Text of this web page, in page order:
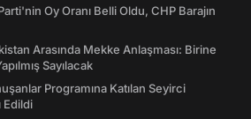
Oy Oranı Belli Oldu, CHP Barajın
Arasında Mekke Anlaşması: Birine
Sayılacak
Programına Katılan Seyirci
Edildi